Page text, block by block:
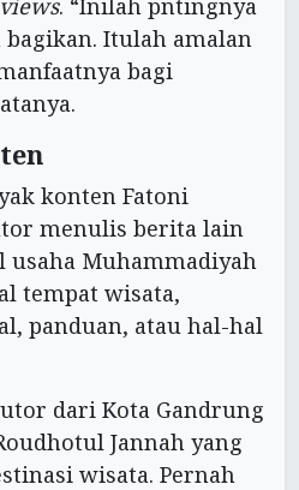
bagikan. Itulah amalan
bagi
konten Fatoni
menulis berita lain
usaha Muhammadiyah
tempat wisata,
panduan, atau hal-hal
dari Kota Gandrung
Jannah yang
wisata. Pernah